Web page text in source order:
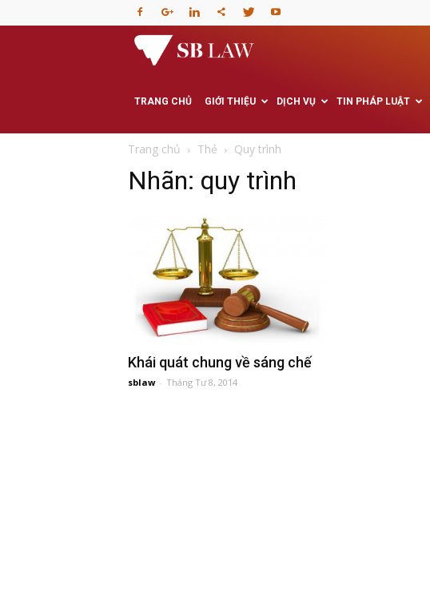
phòng
Luật
sư
vấn
TRANG CHỦ GIỚI THIỆU DỊCH VỤ TIN PHÁP LUẬT
Trang chủ Thẻ Quy trình
Nhãn: quy trình
Khái quát chung về sáng chế
sblaw - Tháng Tư 8, 2014